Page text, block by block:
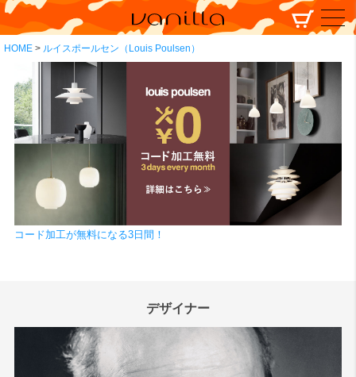
HOME ルイスポールセン（Louis Poulsen）
コード加工が無料になる3日間！
デザイナー